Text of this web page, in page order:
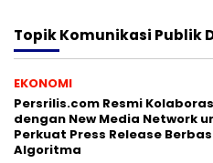
TopikKomunikasi Publik
EKONOMI
Persrilis.com Resmi
dengan New Media Network
Perkuat Press Release
Algoritma